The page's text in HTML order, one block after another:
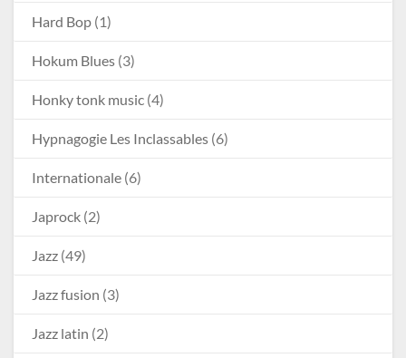
Hard Bop (1)
Hokum Blues (3)
Honky tonk music (4)
Hypnagogie Les Inclassables (6)
Internationale (6)
Japrock (2)
Jazz (49)
Jazz fusion (3)
Jazz latin (2)